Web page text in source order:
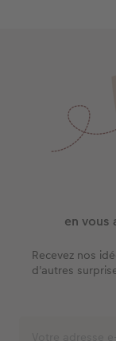
en vous
Recevez nos
d'autres